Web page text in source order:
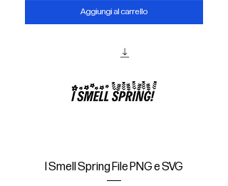
Aggiungi al carrello
I Smell Spring File PNG e SVG